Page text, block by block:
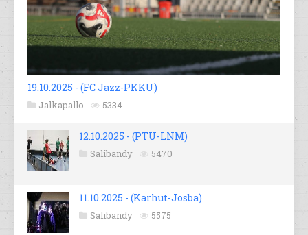
19.10.2025 - (FC Jazz-PKKU)
Jalkapallo 5334
12.10.2025 - (PTU-LNM)
Salibandy 5470
11.10.2025 - (Karhut-Josba)
Salibandy 5575